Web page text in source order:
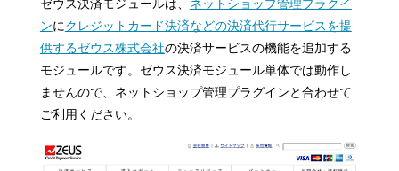
ゼウス決済モジュールは、 ネットショップ管理プラグイ
ンにクレジットカード決済などの決済代行サービスを提
供するゼウス株式会社の決済サービスの機能を追加する
モジュールです。ゼウス決済モジュール単体では動作し
ませんので、ネットショップ管理プラグインと合わせて
ご利用ください。